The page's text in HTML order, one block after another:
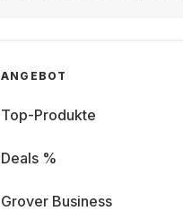
ANGEBOT
Top-Produkte
Deals %
Grover Business